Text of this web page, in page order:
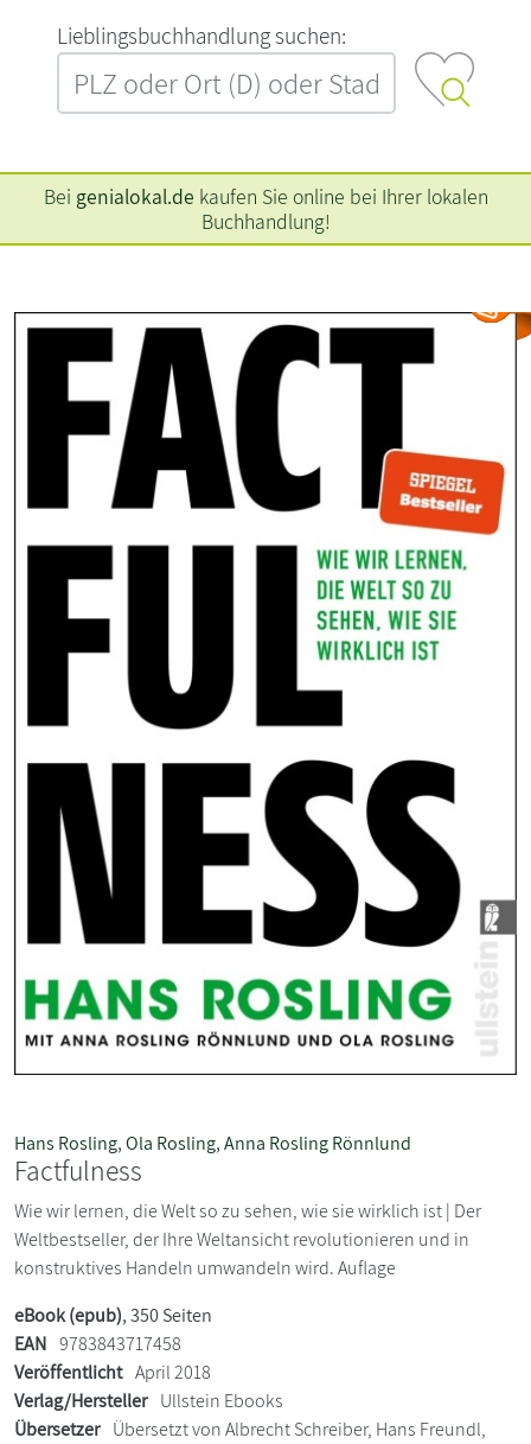
L‍i‍e‍b‍l‍i‍n‍g‍s‍b‍u‍c‍h‍h‍a‍n‍d‍l‍u‍n‍g‍ ‍s‍u‍c‍h‍e‍n‍:‍
Bei genialokal.de kaufen Sie online bei Ihrer lokalen
Buchhandlung!
Hans Rosling,Ola Rosling,Anna Rosling Rönnlund
Factfulness
Wie wir lernen, die Welt so zu sehen, wie sie wirklich ist | Der
Weltbestseller, der Ihre Weltansicht revolutionieren und in
konstruktives Handeln umwandeln wird. Auflage
eBook (epub), 350 Seiten
EAN 9783843717458
Veröffentlicht April 2018
Verlag/Hersteller Ullstein Ebooks
Übersetzer Übersetzt von Albrecht Schreiber, Hans Freundl,